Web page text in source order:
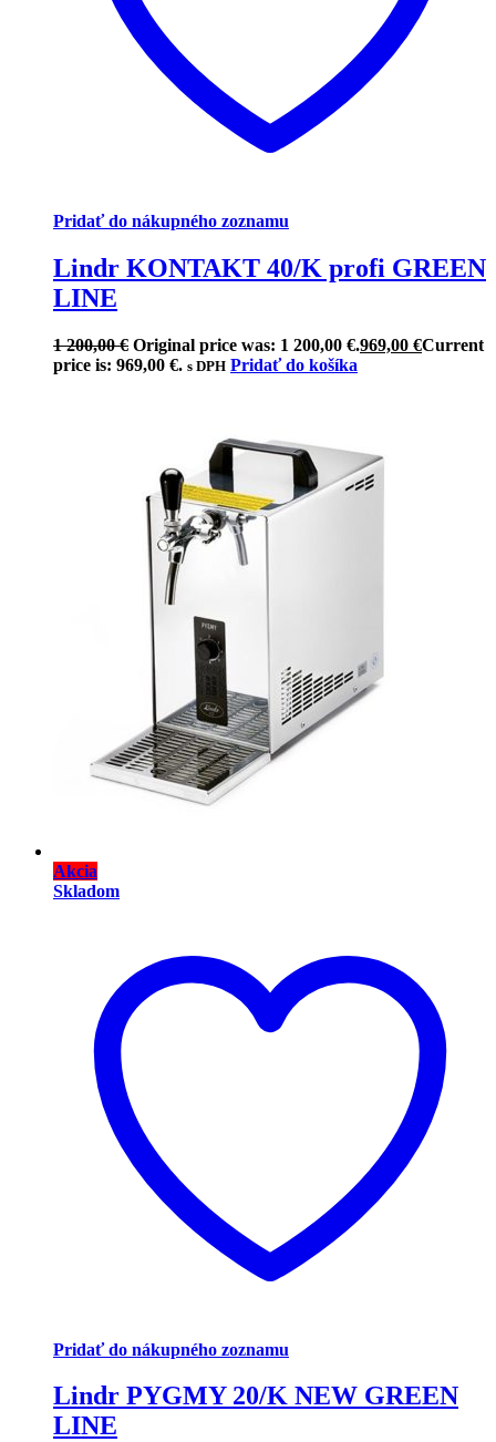
Pridať do nákupného zoznamu
Lindr KONTAKT 40/K profi GREEN
LINE
1 200,00€ Original price was: 1 200,00 €.969,00 €Current
price is: 969,00 €. s DPH Pridať do košíka
Akcia
Skladom
Pridať do nákupného zoznamu
Lindr PYGMY 20/K NEW GREEN
LINE